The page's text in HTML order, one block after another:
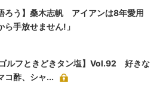
ろう】桑木志帆 アイアンは8年愛用
ら手放せません!」
ゴルフときどきタン塩】Vol.92 好きな
コ酢、シャ...